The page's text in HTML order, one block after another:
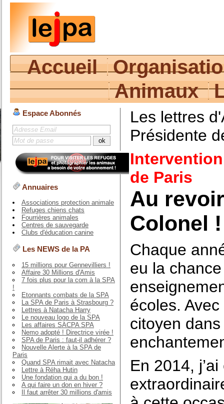
Accueil
Animaux
Espace Abonnés
Annuaires
Associations protection animale
Refuges chiens chats
Fourrières animales
Centres de sauvegarde
Clubs d'éducation canine
Les NEWS de la PA
15 millions pour Gennevilliers !
Affaire 30 Millions d'Amis
7 fois plus pour la com à la SPA
!
Etonnants combats de la SPA
La SPA de Paris à Strasbourg ?
Lettres à Natacha Harry
Le nouveau logo de la SPA
Les affaires SACPA SPA
Nemo adopté ! Directrice virée !
SPA de Paris : faut-il adhérer ?
Nouvelle Alerte à la SPA de
Paris
Quand SPA rimait avec Natacha
Lettre à Réha Hutin
Une fondation qui a du bon !
A qui faire un don en hiver ?
Il faut arrêter 30 millions d'amis
Les lettres
Présidente
de Paris
Au
Colonel !
Chaque
eu la
écoles.
citoyen
En 2014,